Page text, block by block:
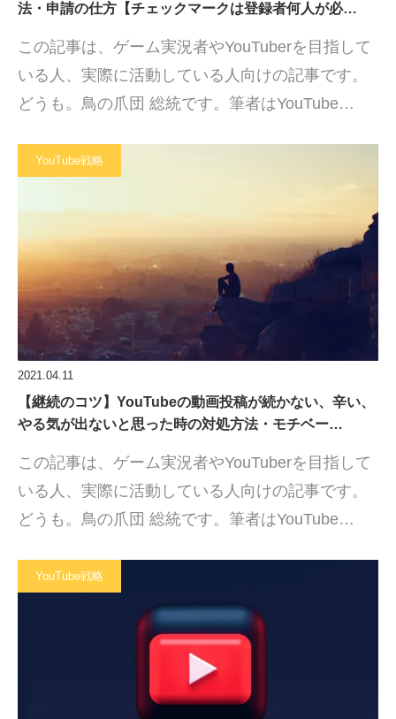
法・申請の仕方【チェックマークは登録者何人が必…
この記事は、ゲーム実況者やYouTuberを目指して
いる人、実際に活動している人向けの記事です。
どうも。鳥の爪団 総統です。筆者はYouTube…
YouTube戦略
2021.04.11
【継続のコツ】YouTubeの動画投稿が続かない、辛い、
やる気が出ないと思った時の対処方法・モチベー…
この記事は、ゲーム実況者やYouTuberを目指して
いる人、実際に活動している人向けの記事です。
どうも。鳥の爪団 総統です。筆者はYouTube…
YouTube戦略